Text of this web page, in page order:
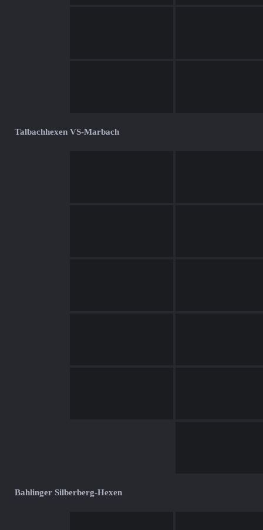
Talbachhexen VS-Marbach
Bahlinger Silberberg-Hexen